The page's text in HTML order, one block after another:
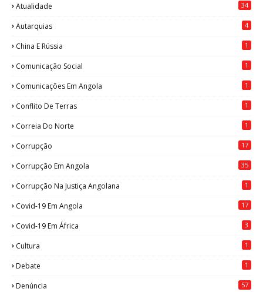
Atualidade 34
Autarquias 4
China E Rússia 1
Comunicação Social 1
Comunicações Em Angola 1
Conflito De Terras 1
Correia Do Norte 1
Corrupção 17
Corrupção Em Angola 35
Corrupção Na Justiça Angolana 1
Covid-19 Em Angola 17
Covid-19 Em África 3
Cultura 1
Debate 1
Denúncia 57